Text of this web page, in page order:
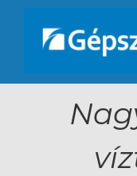
content
Rólunk